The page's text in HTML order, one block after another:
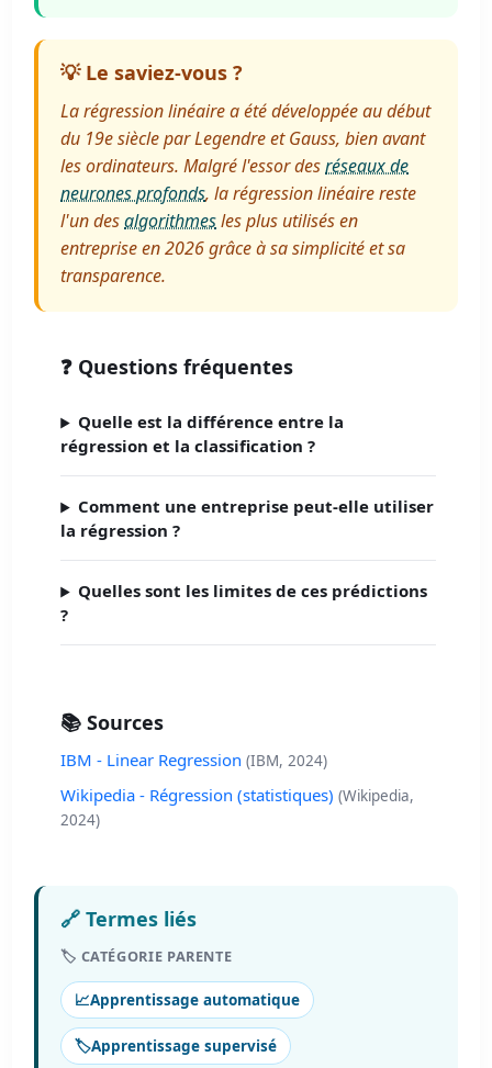
💡 Le saviez-vous ?
La régression linéaire a été développée au début
du 19e siècle par Legendre et Gauss, bien avant
les ordinateurs. Malgré l'essor desréseaux de
neurones profonds, la régression linéaire reste
l'un desalgorithmesles plus utilisés en
entreprise en 2026 grâce à sa simplicité et sa
transparence.
❓ Questions fréquentes
Quelle est la différence entre la
régression et la classification ?
Comment une entreprise peut-elle utiliser
la régression ?
Quelles sont les limites de ces prédictions
?
📚 Sources
IBM - Linear Regression (IBM, 2024)
Wikipedia - Régression (statistiques) (Wikipedia,
2024)
🔗 Termes liés
🏷️ CATÉGORIE PARENTE
📈Apprentissage automatique
🏷️Apprentissage supervisé